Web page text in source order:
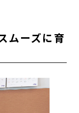
ムーズに育